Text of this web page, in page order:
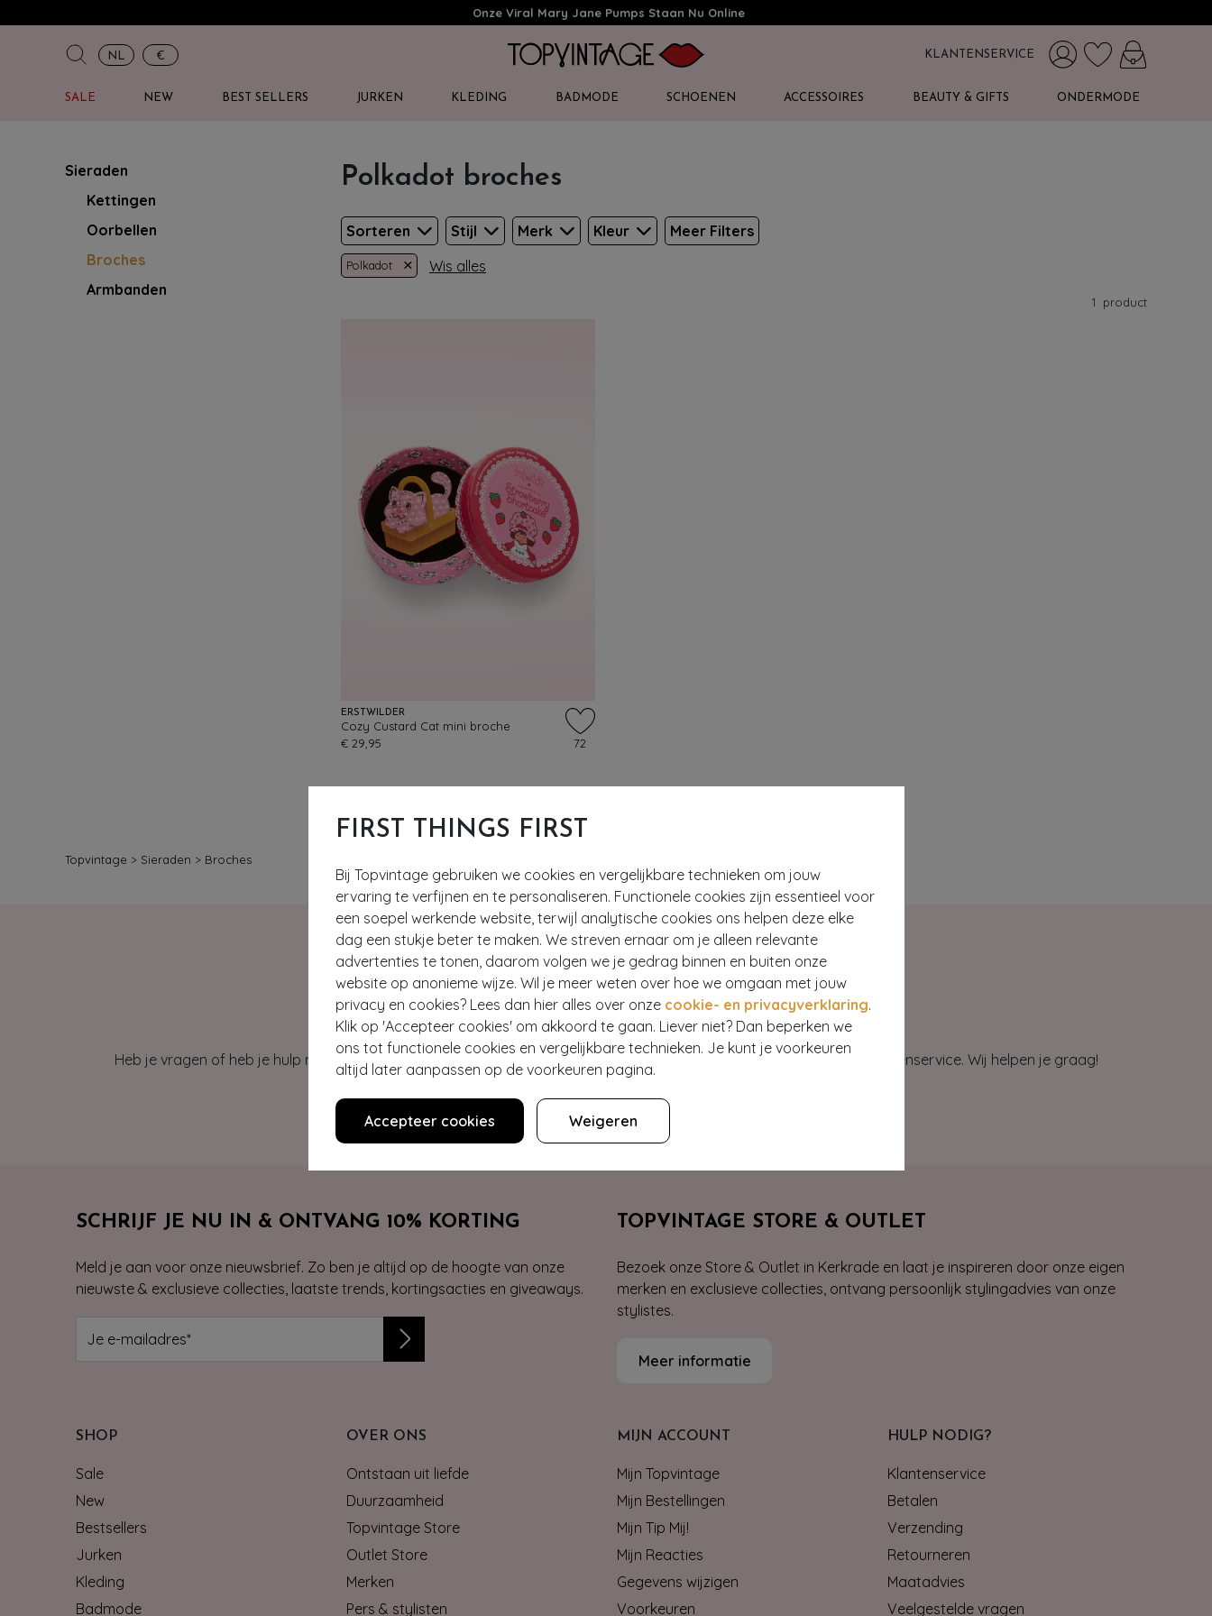
FIRST THINGS FIRST
Bij Topvintage gebruiken we cookies en vergelijkbare technieken om jouw
ervaring te verfijnen en te personaliseren. Functionele cookies zijn essentieel voor
een soepel werkende website, terwijl analytische cookies ons helpen deze elke
dag een stukje beter te maken. We streven ernaar om je alleen relevante
advertenties te tonen, daarom volgen we je gedrag binnen en buiten onze
website op anonieme wijze. Wil je meer weten over hoe we omgaan met jouw
privacy en cookies? Lees dan hier alles over onze cookie- en privacyverklaring.
Klik op 'Accepteer cookies' om akkoord te gaan. Liever niet? Dan beperken we
ons tot functionele cookies en vergelijkbare technieken. Je kunt je voorkeuren
altijd later aanpassen op de voorkeuren pagina.
Accepteer cookies Weigeren
Onze Viral Mary Jane Pumps Staan Nu Online
NL € KLANTENSERVICE
SALE NEW BEST SELLERS JURKEN KLEDING BADMODE SCHOENEN ACCESSOIRES BEAUTY & GIFTS ONDERMODE
Sieraden
Kettingen
Oorbellen
Broches
Armbanden
Polkadot broches
Sorteren Stijl Merk Kleur Meer Filters
Polkadot × Wis alles
1 product
ERSTWILDER
Cozy Custard Cat mini broche
€ 29,95
72
Topvintage > Sieraden > Broches
Hey gorgeous
Heb je vragen of heb je hulp nodig bij je bestelling? Lees onze veelgestelde vragen of neem contact op met onze klantenservice. Wij helpen je graag!
SCHRIJF JE NU IN & ONTVANG 10% KORTING
Meld je aan voor onze nieuwsbrief. Zo ben je altijd op de hoogte van onze
nieuwste & exclusieve collecties, laatste trends, kortingsacties en giveaways.
TOPVINTAGE STORE & OUTLET
Bezoek onze Store & Outlet in Kerkrade en laat je inspireren door onze eigen
merken en exclusieve collecties, ontvang persoonlijk stylingadvies van onze
stylistes.
Meer informatie
SHOP
Sale
New
Bestsellers
Jurken
Kleding
Badmode
OVER ONS
Ontstaan uit liefde
Duurzaamheid
Topvintage Store
Outlet Store
Merken
Pers & stylisten
MIJN ACCOUNT
Mijn Topvintage
Mijn Bestellingen
Mijn Tip Mij!
Mijn Reacties
Gegevens wijzigen
Voorkeuren
HULP NODIG?
Klantenservice
Betalen
Verzending
Retourneren
Maatadvies
Veelgestelde vragen